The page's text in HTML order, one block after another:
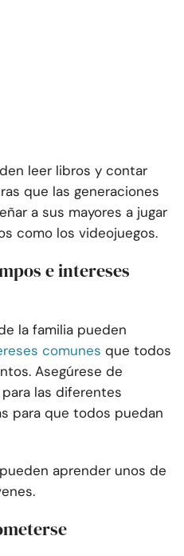
leer libros y contar
que las generaciones
a sus mayores a jugar
como los videojuegos.
e intereses
la familia pueden
comunes que todos
Asegúrese de
las diferentes
para que todos puedan
aprender unos de